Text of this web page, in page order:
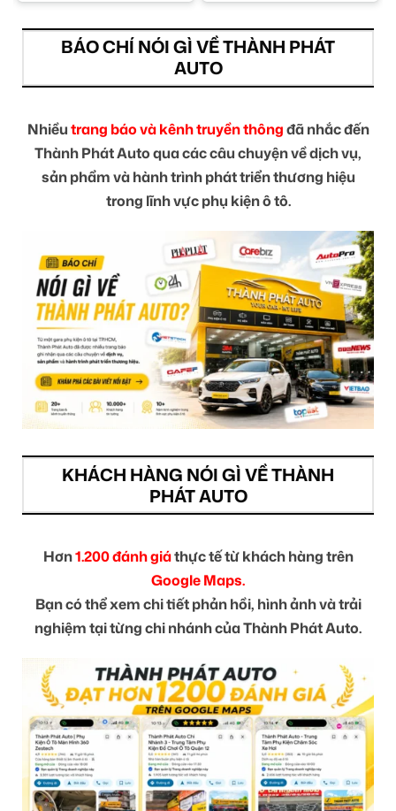
BÁO CHÍ NÓI GÌ VỀ THÀNH PHÁT
AUTO
Nhiềutrang báo và kênh truyền thôngđã nhắc đến
Thành Phát Auto qua các câu chuyện về dịch vụ,
sản phẩm và hành trình phát triển thương hiệu
trong lĩnh vực phụ kiện ô tô.
KHÁCH HÀNG NÓI GÌ VỀ THÀNH
PHÁT AUTO
Hơn1.200 đánh giáthực tế từ khách hàng trên
Google Maps.
Bạn có thể xem chi tiết phản hồi, hình ảnh và trải
nghiệm tại từng chi nhánh của Thành Phát Auto.